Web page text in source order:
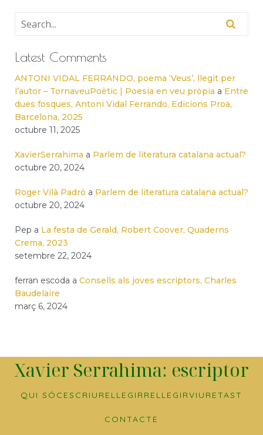
Latest Comments
ANTONI VIDAL FERRANDO, poema ‘Veus’, llegit per
l’autor – TornaveuPoètic | Poesia en veu pròpia a Entre
dues fosques, Antoni Vidal Ferrando, Edicions Proa,
Barcelona, 2025
octubre 11, 2025
XavierSerrahima a Parlem de literatura catalana actual?
octubre 20, 2024
Roger Vilà Padró a Parlem de literatura catalana actual?
octubre 20, 2024
Pep a La festa de Gerald, Robert Coover, Quaderns
Crema, 2023
setembre 22, 2024
ferran escoda a Consells als joves escriptors, Charles
Baudelaire
març 6, 2024
Xavier Serrahima: escriptor
QUI SÓC ESCRIURE LLEGIRRELLEGIRVIURETAST
CONTACTE